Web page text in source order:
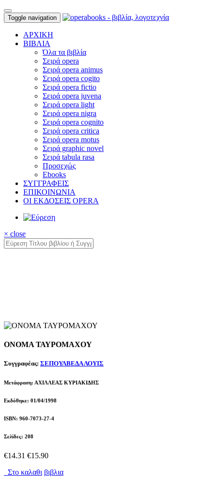
Toggle navigation
ΑΡΧΙΚΗ
ΒΙΒΛΙΑ
Όλα τα βιβλία
Σειρά opera
Σειρά opera animus
Σειρά opera cogito
Σειρά opera fictio
Σειρά opera juvena
Σειρά opera light
Σειρά opera nigra
Σειρά opera cognito
Σειρά opera critica
Σειρά opera motus
Σειρά graphic novel
Σειρά tabula rasa
Προσεχώς
Ebooks
ΣΥΓΓΡΑΦΕΙΣ
ΕΠΙΚΟΙΝΩΝΙΑ
ΟΙ ΕΚΔΟΣΕΙΣ OPERA
× close
ΟΝΟΜΑ ΤΑΥΡΟΜΑΧΟΥ
Συγγραφέας: ΣΕΠΟΥΛΒΕΔΑ ΛΟΥΙΣ
Μετάφραση: ΑΧΙΛΛΕΑΣ ΚΥΡΙΑΚΙΔΗΣ
Εκδόθηκε: 01/04/1998
ISBN: 960-7073-27-4
Σελίδες: 208
€14.31 €15.90
Στο καλαθι βιβλια